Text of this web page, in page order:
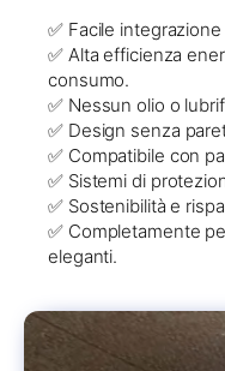
✅ Facile
✅ Alta efficienza
consumo.
✅ Nessun olio o
✅ Design senza
✅ Compatibile con
✅ Sistemi di
✅ Sostenibilità e
✅ Completamente
eleganti.